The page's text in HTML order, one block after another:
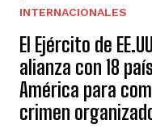
INTERNACIONALES
El Ejército de
alianza con 18
América para
crimen